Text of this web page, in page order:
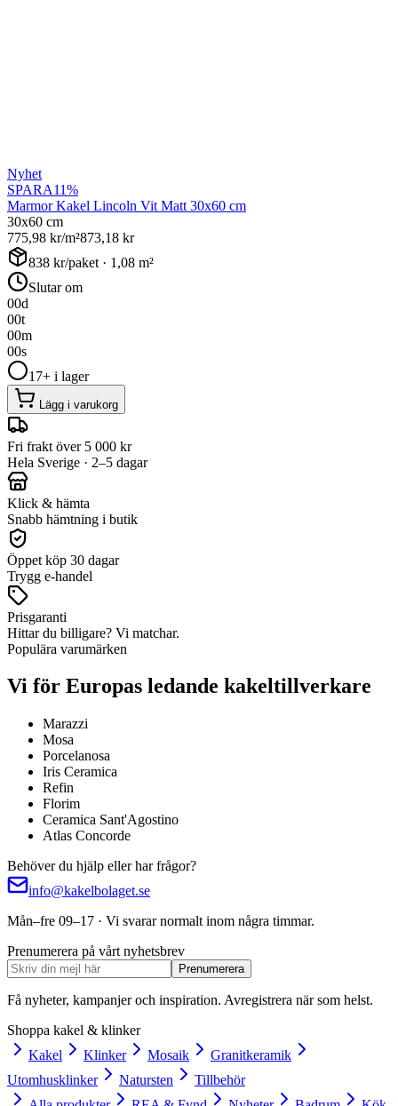
Nyhet
SPARA11%
Marmor Kakel Lincoln Vit Matt 30x60 cm
30x60 cm
775,98 kr/m²873,18 kr
838 kr/paket · 1,08 m²
Slutar om
00d
00t
00m
00s
17+ i lager
Lägg i varukorg
Fri frakt över 5 000 kr
Hela Sverige · 2–5 dagar
Klick & hämta
Snabb hämtning i butik
Öppet köp 30 dagar
Trygg e-handel
Prisgaranti
Hittar du billigare? Vi matchar.
Populära varumärken
Vi för Europas ledande kakeltillverkare
Marazzi
Mosa
Porcelanosa
Iris Ceramica
Refin
Florim
Ceramica Sant'Agostino
Atlas Concorde
Behöver du hjälp eller har frågor?
info@kakelbolaget.se
Mån–fre 09–17 · Vi svarar normalt inom några timmar.
Prenumerera på vårt nyhetsbrev
Prenumerera
Få nyheter, kampanjer och inspiration. Avregistrera när som helst.
Shoppa kakel & klinker
Kakel
Klinker Mosaik
Granitkeramik
Utomhusklinker
Natursten
Tillbehör